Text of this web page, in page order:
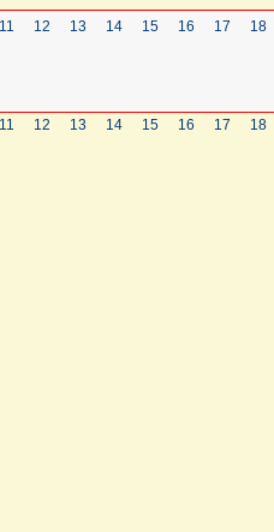
11 12 13 14 15 16 17 18
11 12 13 14 15 16 17 18